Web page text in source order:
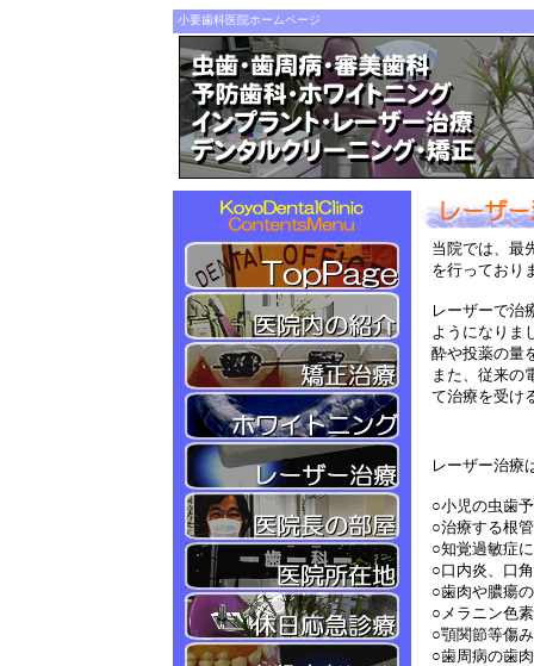
小要歯科医院ホームページ
当院では、最
を行っており
レーザーで治
ようになりま
酔や投薬の量
また、従来の
て治療を受け
レーザー治療
○小児の虫歯
○治療する根
○知覚過敏症
○口内炎、口
○歯肉や膿瘍
○メラニン色
○顎関節等傷
○歯周病の歯